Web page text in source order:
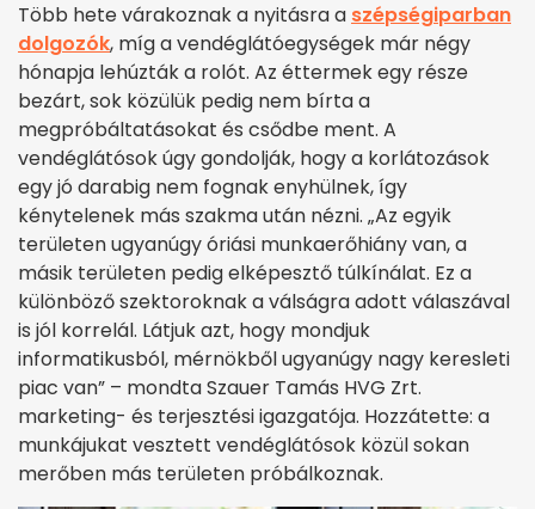
Több hete várakoznak a nyitásra a szépségiparban
dolgozók, míg a vendéglátóegységek már négy
hónapja lehúzták a rolót. Az éttermek egy része
bezárt, sok közülük pedig nem bírta a
megpróbáltatásokat és csődbe ment. A
vendéglátósok úgy gondolják, hogy a korlátozások
egy jó darabig nem fognak enyhülnek, így
kénytelenek más szakma után nézni. „Az egyik
területen ugyanúgy óriási munkaerőhiány van, a
másik területen pedig elképesztő túlkínálat. Ez a
különböző szektoroknak a válságra adott válaszával
is jól korrelál. Látjuk azt, hogy mondjuk
informatikusból, mérnökből ugyanúgy nagy keresleti
piac van” – mondta Szauer Tamás HVG Zrt.
marketing- és terjesztési igazgatója. Hozzátette: a
munkájukat vesztett vendéglátósok közül sokan
merőben más területen próbálkoznak.